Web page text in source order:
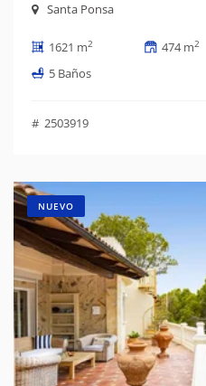
Santa Ponsa
1621 m2 474 m2
5 Baños
# 2503919
NUEVO